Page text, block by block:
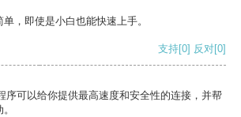
，即使是小白也能快速上手。
支持[0] 反对[0]
序可以给你提供最高速度和安全性的连接，并帮